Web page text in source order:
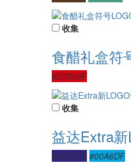
收集
食醋礼盒符
#D7000F
收集
益达Extra
#2F237C #00A6DF